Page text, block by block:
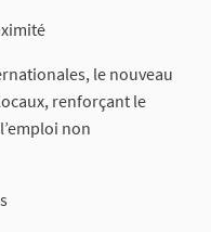
le nouveau
renforçant le
non